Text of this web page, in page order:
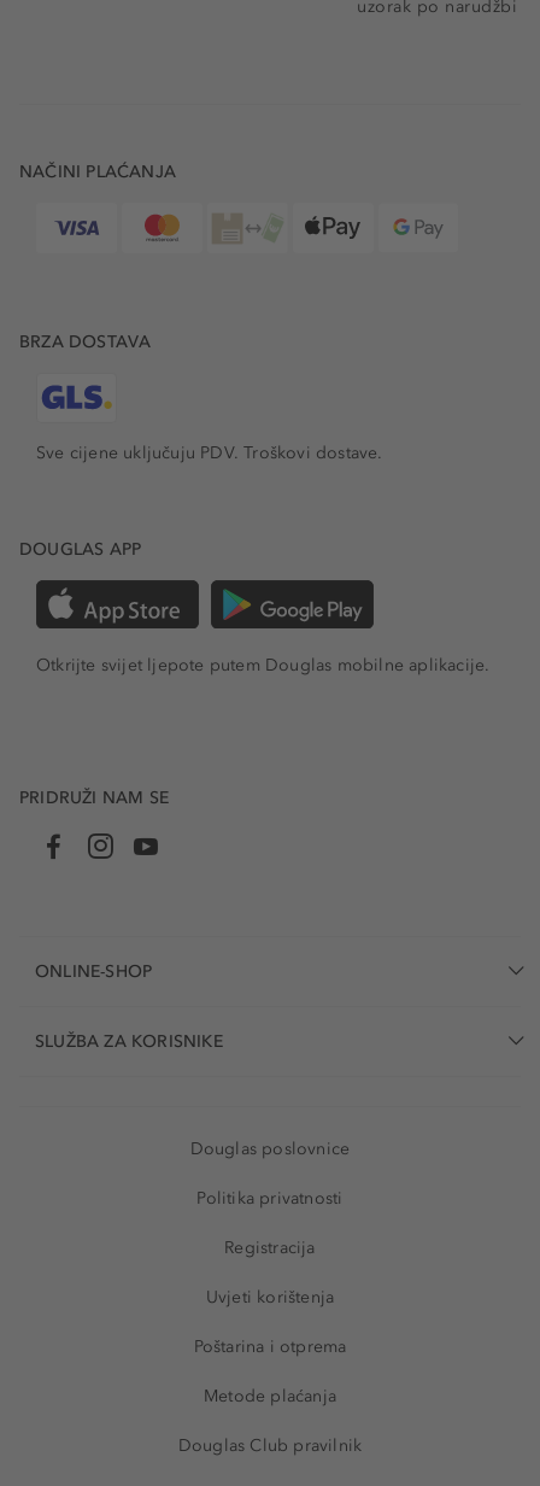
uzorak po narudžbi
NAČINI PLAĆANJA
BRZA DOSTAVA
Sve cijene uključuju PDV.Troškovi dostave.
DOUGLAS APP
Otkrijte svijet ljepote putem Douglas mobilne aplikacije.
PRIDRUŽI NAM SE
ONLINE-SHOP
SLUŽBA ZA KORISNIKE
Douglas poslovnice
Politika privatnosti
Registracija
Uvjeti korištenja
Poštarina i otprema
Metode plaćanja
Douglas Club pravilnik